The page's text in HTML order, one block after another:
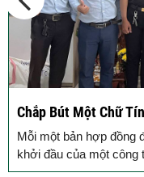
Triệu Niềm Tin
không đơn giản chỉ là